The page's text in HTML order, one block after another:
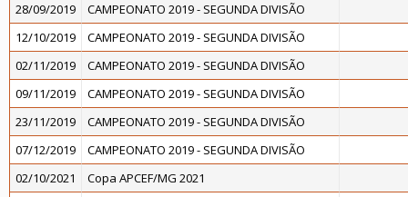
28/09/2019
CAMPEONATO 2019 - SEGUNDA DIVISÃO
12/10/2019
CAMPEONATO 2019 - SEGUNDA DIVISÃO
02/11/2019
CAMPEONATO 2019 - SEGUNDA DIVISÃO
09/11/2019
CAMPEONATO 2019 - SEGUNDA DIVISÃO
23/11/2019
CAMPEONATO 2019 - SEGUNDA DIVISÃO
07/12/2019
CAMPEONATO 2019 - SEGUNDA DIVISÃO
02/10/2021
Copa APCEF/MG 2021